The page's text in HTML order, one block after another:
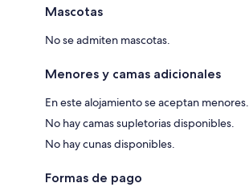
Mascotas
No se admiten mascotas.
Menores y camas adicionales
En este alojamiento se aceptan menores.
No hay camas supletorias disponibles.
No hay cunas disponibles.
Formas de pago